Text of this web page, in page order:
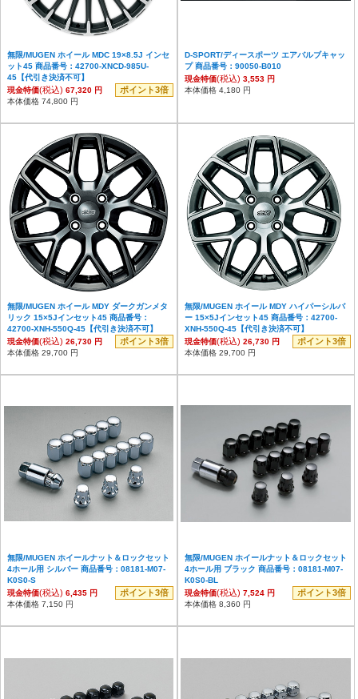
無限/MUGEN ホイール MDC 19×8.5J インセ
ット45 商品番号：42700-XNCD-985U-
45【代引き決済不可】
現金特価(税込) 67,320 円 ポイント3倍
本体価格 74,800 円
D-SPORT/ディースポーツ エアバルブキャッ
プ 商品番号：90050-B010
現金特価(税込) 3,553 円
本体価格 4,180 円
無限/MUGEN ホイール MDY ダークガンメタ
リック 15×5Jインセット45 商品番号：
42700-XNH-550Q-45【代引き決済不可】
現金特価(税込) 26,730 円 ポイント3倍
本体価格 29,700 円
無限/MUGEN ホイール MDY ハイパーシルバ
ー 15×5Jインセット45 商品番号：42700-
XNH-550Q-45【代引き決済不可】
現金特価(税込) 26,730 円 ポイント3倍
本体価格 29,700 円
無限/MUGEN ホイールナット＆ロックセット
4ホール用 シルバー 商品番号：08181-M07-
K0S0-S
現金特価(税込) 6,435 円 ポイント3倍
本体価格 7,150 円
無限/MUGEN ホイールナット＆ロックセット
4ホール用 ブラック 商品番号：08181-M07-
K0S0-BL
現金特価(税込) 7,524 円 ポイント3倍
本体価格 8,360 円